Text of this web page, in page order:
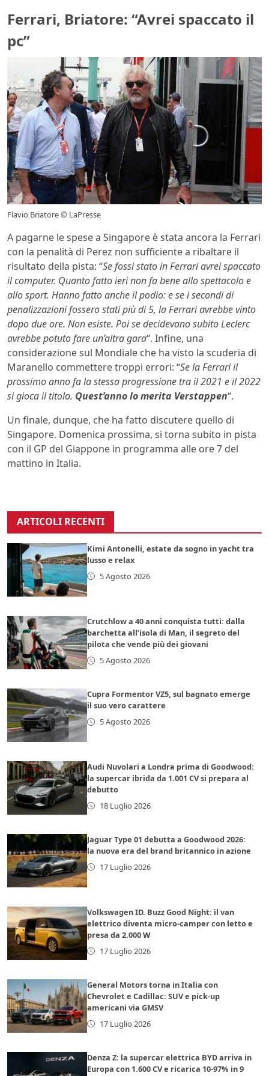
Ferrari, Briatore: “Avrei spaccato il
pc”
Flavio Briatore © LaPresse
A pagarne le spese a Singapore è stata ancora la Ferrari
con la penalità di Perez non sufficiente a ribaltare il
risultato della pista: “Se fossi stato in Ferrari avrei spaccato
il computer. Quanto fatto ieri non fa bene allo spettacolo e
allo sport. Hanno fatto anche il podio: e se i secondi di
penalizzazioni fossero stati più di 5, la Ferrari avrebbe vinto
dopo due ore. Non esiste. Poi se decidevano subito Leclerc
avrebbe potuto fare un’altra gara“. Infine, una
considerazione sul Mondiale che ha visto la scuderia di
Maranello commettere troppi errori: “Se la Ferrari il
prossimo anno fa la stessa progressione tra il 2021 e il 2022
si gioca il titolo. Quest’anno lo merita Verstappen“.
Un finale, dunque, che ha fatto discutere quello di
Singapore. Domenica prossima, si torna subito in pista
con il GP del Giappone in programma alle ore 7 del
mattino in Italia.
ARTICOLI RECENTI
Kimi Antonelli, estate da sogno in yacht tra
lusso e relax
5 Agosto 2026
Crutchlow a 40 anni conquista tutti: dalla
barchetta all’isola di Man, il segreto del
pilota che vende più dei giovani
5 Agosto 2026
Cupra Formentor VZ5, sul bagnato emerge
il suo vero carattere
5 Agosto 2026
Audi Nuvolari a Londra prima di Goodwood:
la supercar ibrida da 1.001 CV si prepara al
debutto
18 Luglio 2026
Jaguar Type 01 debutta a Goodwood 2026:
la nuova era del brand britannico in azione
17 Luglio 2026
Volkswagen ID. Buzz Good Night: il van
elettrico diventa micro-camper con letto e
presa da 2.000 W
17 Luglio 2026
General Motors torna in Italia con
Chevrolet e Cadillac: SUV e pick-up
americani via GMSV
17 Luglio 2026
Denza Z: la supercar elettrica BYD arriva in
Europa con 1.600 CV e ricarica 10-97% in 9